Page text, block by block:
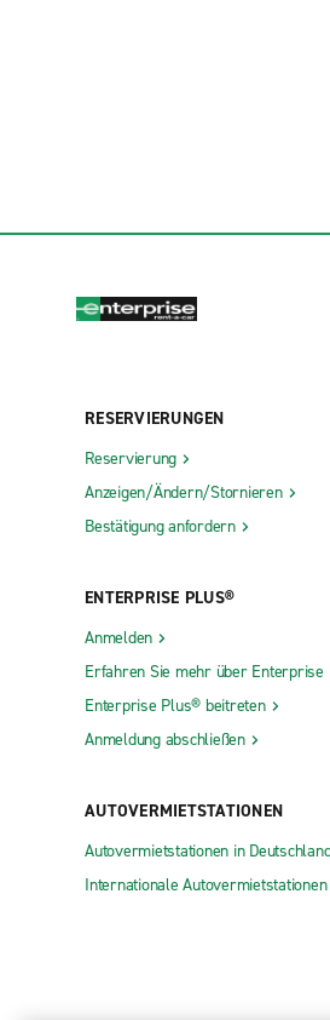
RESERVIERUNGEN
Reservierung
Anzeigen/Ändern/Stornieren
Bestätigung anfordern
ENTERPRISE PLUS®
Anmelden
Erfahren Sie mehr über Enterprise
Enterprise Plus® beitreten
Anmeldung abschließen
AUTOVERMIETSTATIONEN
Autovermietstationen in
Internationale Autovermietstationen